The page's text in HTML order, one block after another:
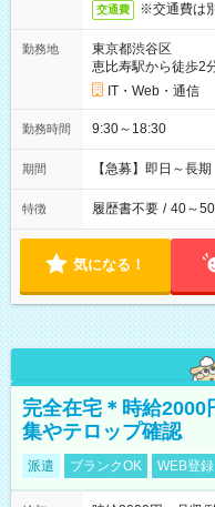
交通費 ※交通費は
勤務地
東京都渋谷区
恵比寿駅から徒歩2
IT・Web・通信
勤務時間 9:30～18:30
期間 【急募】即日～長
特徴 履歴書不要 / 40～
気になる！
完全在宅＊時給2000
集やテロップ確認
派遣 ブランクOK WEB登